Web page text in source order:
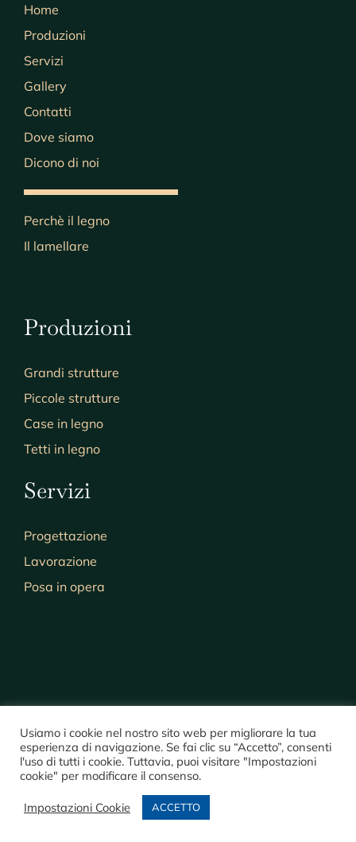
Home
Produzioni
Servizi
Gallery
Contatti
Dove siamo
Dicono di noi
Perchè il legno
Il lamellare
Produzioni
Grandi strutture
Piccole strutture
Case in legno
Tetti in legno
Servizi
Progettazione
Lavorazione
Posa in opera
© Copyright 2021 -2026 |EdilWOOD P.I.: 02729140927| Tutti i diritti
riservati | Sito sviluppato daImedia di Giulio Lai & C sas
Privacy Policy|Cookie Policy
Usiamo i cookie nel nostro sito web per migliorare la tua
esperienza di navigazione. Se fai clic su “Accetto”, consenti
l'uso di tutti i cookie. Tuttavia, puoi visitare "Impostazioni
cookie" per modificare il consenso.
Impostazioni Cookie ACCETTO